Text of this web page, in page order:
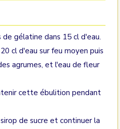
gélatine dans 15 cl d'eau.
cl d'eau sur feu moyen puis
agrumes, et l'eau de fleur
cette ébulition pendant
de sucre et continuer la